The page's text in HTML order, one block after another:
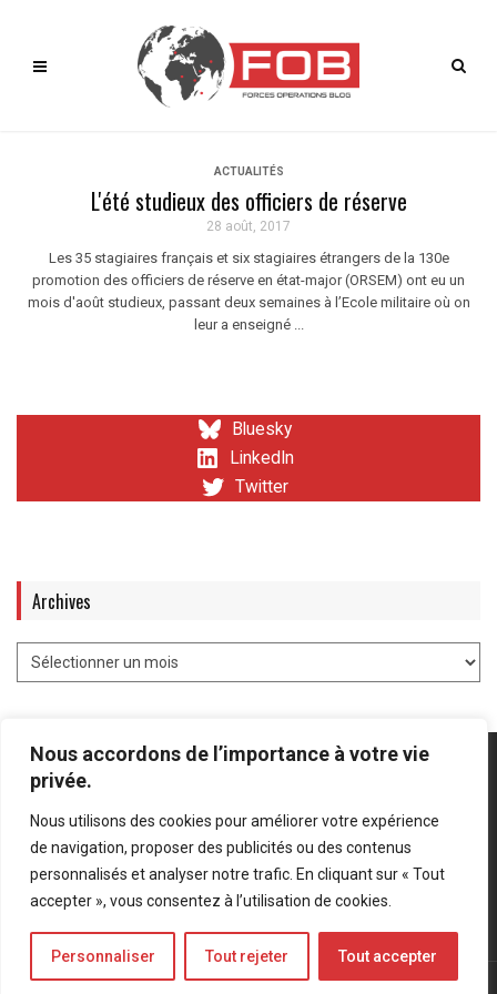
Nous accordons de l’importance à votre vie
privée.
Nous utilisons des cookies pour améliorer votre expérience
de navigation, proposer des publicités ou des contenus
personnalisés et analyser notre trafic. En cliquant sur « Tout
accepter », vous consentez à l’utilisation de cookies.
Personnaliser Tout rejeter Tout accepter
ACTUALITÉS
L'été studieux des officiers de réserve
28 août, 2017
Les 35 stagiaires français et six stagiaires étrangers de la 130e
promotion des officiers de réserve en état-major (ORSEM) ont eu un
mois d'août studieux, passant deux semaines à l’Ecole militaire où on
leur a enseigné ...
Bluesky
LinkedIn
Twitter
Archives
Mentions légales Politique de confidentialité
Bluesky
LinkedIn
Twitter
© Forces Operations Blog - 2022